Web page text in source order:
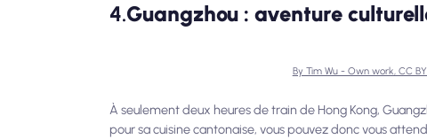
4.Guangzhou : aventure
By Tim Wu - Own work, CC
À seulement deux heures de train de Hong Kong,
pour sa cuisine cantonaise, vous pouvez donc vous